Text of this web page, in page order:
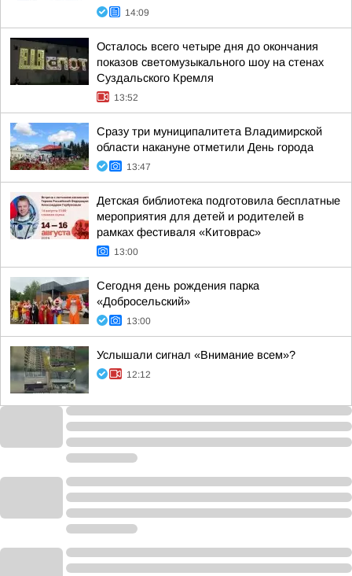
14:09
Осталось всего четыре дня до окончания
показов светомузыкального шоу на стенах
Суздальского Кремля
13:52
Сразу три муниципалитета Владимирской
области накануне отметили День города
13:47
Детская библиотека подготовила бесплатные
мероприятия для детей и родителей в
рамках фестиваля «Китоврас»
13:00
Сегодня день рождения парка
«Добросельский»
13:00
Услышали сигнал «Внимание всем»?
12:12